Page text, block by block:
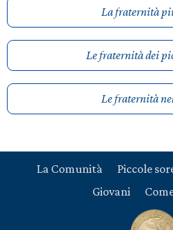
La fraternità
Le fraternità dei
Le fraternità
La Comunità Piccole
Giovani